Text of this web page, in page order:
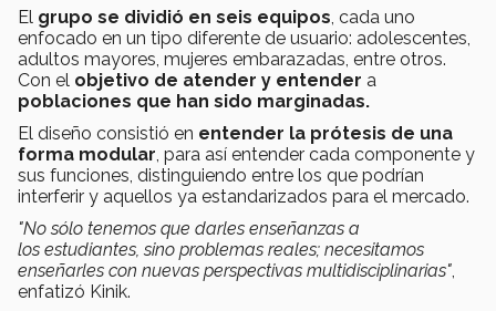
El grupo se dividió en seis equipos, cada uno
enfocado en un tipo diferente de usuario: adolescentes,
adultos mayores, mujeres embarazadas, entre otros.
Con el objetivo de atender y entender a
poblaciones que han sido marginadas.
El diseño consistió en entender la prótesis de una
forma modular, para así entender cada componente y
sus funciones, distinguiendo entre los que podrían
interferir y aquellos ya estandarizados para el mercado.
"No sólo tenemos que darles enseñanzas a
los estudiantes, sino problemas reales; necesitamos
enseñarles con nuevas perspectivas multidisciplinarias",
enfatizó Kinik.